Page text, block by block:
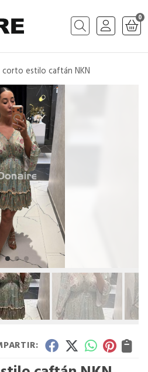
Buscar
0
estilo caftán NKN